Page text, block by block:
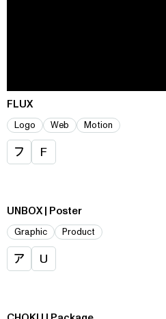
FLUX
Logo Web Motion
フ F
UNBOX | Poster
Graphic Product
ア U